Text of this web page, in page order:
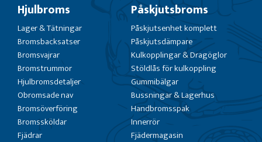
Hjulbroms
Lager & Tätningar
Bromsbacksatser
Bromsvajrar
Bromstrummor
Hjulbromsdetaljer
Obromsade nav
Bromsöverföring
Bromssköldar
Fjädrar
Påskjutsbroms
Påskjutsenhet komplett
Påskjutsdämpare
Kulkopplingar & Dragöglor
Stöldlås för kulkoppling
Gummibälgar
Bussningar & Lagerhus
Handbromsspak
Innerrör
Fjädermagasin